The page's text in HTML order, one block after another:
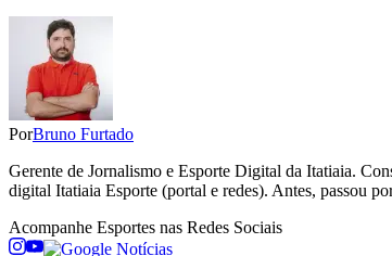
PorBruno Furtado
Gerente de Jornalismo e Esporte Digital da Itatiaia.
digital Itatiaia Esporte (portal e redes). Antes, passou
Acompanhe Esportes nas Redes Sociais